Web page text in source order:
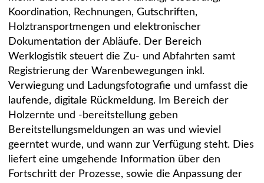
Koordination, Rechnungen, Gutschriften,
Holztransportmengen und elektronischer
Dokumentation der Abläufe. Der Bereich
Werklogistik steuert die Zu- und Abfahrten samt
Registrierung der Warenbewegungen inkl.
Verwiegung und Ladungsfotografie und umfasst die
laufende, digitale Rückmeldung. Im Bereich der
Holzernte und -bereitstellung geben
Bereitstellungsmeldungen an was und wieviel
geerntet wurde, und wann zur Verfügung steht. Dies
liefert eine umgehende Information über den
Fortschritt der Prozesse, sowie die Anpassung der